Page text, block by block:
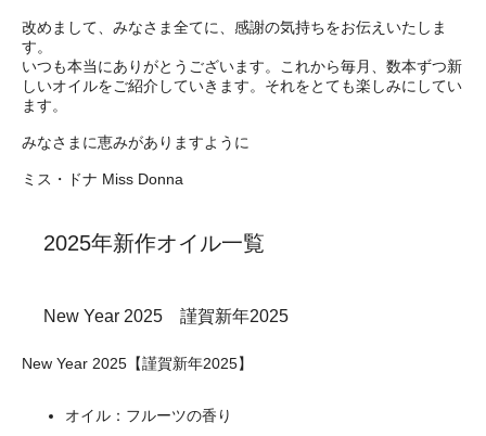
改めまして、みなさま全てに、感謝の気持ちをお伝えいたしま
す。
いつも本当にありがとうございます。これから毎月、数本ずつ新
しいオイルをご紹介していきます。それをとても楽しみにしてい
ます。
みなさまに恵みがありますように
ミス・ドナ Miss Donna
2025年新作オイル一覧
New Year 2025 謹賀新年2025
New Year 2025【謹賀新年2025】
オイル：フルーツの香り